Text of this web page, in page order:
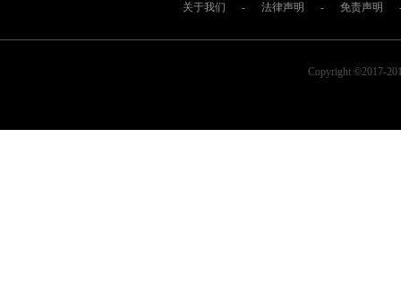
关于我们 - 法律声明 - 免责声明
Copyright ©2017-